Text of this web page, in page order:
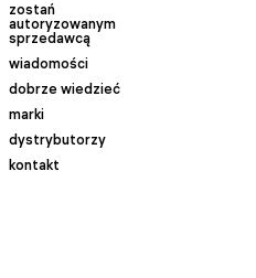
zostań
autoryzowanym
sprzedawcą
wiadomości
dobrze wiedzieć
marki
dystrybutorzy
kontakt